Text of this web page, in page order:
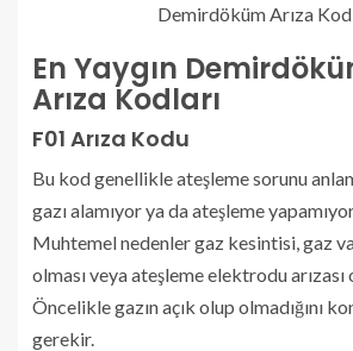
Demirdöküm Arıza
En Yaygın
Arıza Kodları
F01 Arıza Kodu
Bu kod genellikle ateşleme sorunu
gazı alamıyor ya da ateşleme
Muhtemel nedenler gaz kesintisi, gaz
olması veya ateşleme elektrodu arızası
Öncelikle gazın açık olup olmadığını
gerekir.